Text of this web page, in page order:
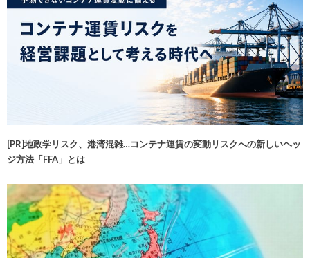
[PR]地政学リスク、港湾混雑…コンテナ運賃の変動リスクへの新しいヘッ
ジ方法「FFA」とは